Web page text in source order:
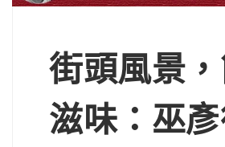
街頭風景
滋味：巫彥